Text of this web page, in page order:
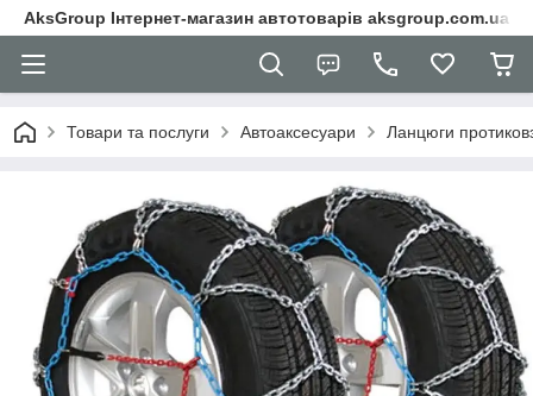
AksGroup Інтернет-магазин автотоварів aksgroup.com.ua
Товари та послуги Автоаксесуари Ланцюги